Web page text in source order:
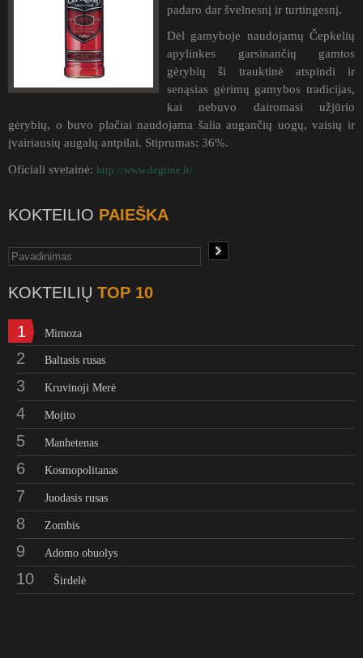
padaro dar švelnesnį ir turtingesnį.
Dėl gamyboje naudojamų Čepkelių
apylinkes garsinančių gamtos
gėrybių ši trauktinė atspindi ir
senąsias gėrimų gamybos tradicijas,
kai nebuvo dairomasi užjūrio
gėrybių, o buvo plačiai naudojama šalia augančių uogų, vaisių ir
įvairiausių augalų antpilai. Stiprumas: 36%.
Oficiali svetainė: http://www.degtine.lt/
KOKTEILIO PAIEŠKA
KOKTEILIŲ TOP 10
1 Mimoza
2 Baltasis rusas
3 Kruvinoji Merė
4 Mojito
5 Manhetenas
6 Kosmopolitanas
7 Juodasis rusas
8 Zombis
9 Adomo obuolys
10 Širdelė